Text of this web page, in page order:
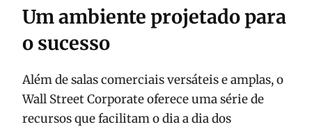
Um ambiente projetado para
o sucesso
Além de salas comerciais versáteis e amplas, o
Wall Street Corporate oferece uma série de
recursos que facilitam o dia a dia dos